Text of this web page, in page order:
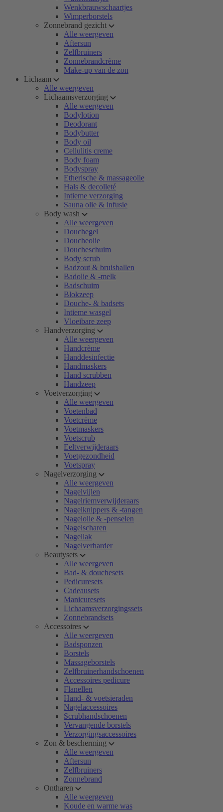
Wenkbrauwschaartjes
Wimperborstels
Zonnebrand gezicht
Alle weergeven
Aftersun
Zelfbruiners
Zonnebrandcrème
Make-up van de zon
Lichaam
Alle weergeven
Lichaamsverzorging
Alle weergeven
Bodylotion
Deodorant
Bodybutter
Body oil
Cellulitis creme
Body foam
Bodyspray
Etherische & massageolie
Hals & decolleté
Intieme verzorging
Sauna olie & infusie
Body wash
Alle weergeven
Douchegel
Doucheolie
Doucheschuim
Body scrub
Badzout & bruisballen
Badolie & -melk
Badschuim
Blokzeep
Douche- & badsets
Intieme wasgel
Vloeibare zeep
Handverzorging
Alle weergeven
Handcrème
Handdesinfectie
Handmaskers
Hand scrubben
Handzeep
Voetverzorging
Alle weergeven
Voetenbad
Voetcrème
Voetmaskers
Voetscrub
Eeltverwijderaars
Voetgezondheid
Voetspray
Nagelverzorging
Alle weergeven
Nagelvijlen
Nagelriemverwijderaars
Nagelknippers & -tangen
Nagelolie & -penselen
Nagelscharen
Nagellak
Nagelverharder
Beautysets
Alle weergeven
Bad- & douchesets
Pedicuresets
Cadeausets
Manicuresets
Lichaamsverzorgingssets
Zonnebrandsets
Accessoires
Alle weergeven
Badsponzen
Borstels
Massageborstels
Zelfbruinerhandschoenen
Accessoires pedicure
Flanellen
Hand- & voetsieraden
Nagelaccessoires
Scrubhandschoenen
Vervangende borstels
Verzorgingsaccessoires
Zon & bescherming
Alle weergeven
Aftersun
Zelfbruiners
Zonnebrand
Ontharen
Alle weergeven
Koude en warme was